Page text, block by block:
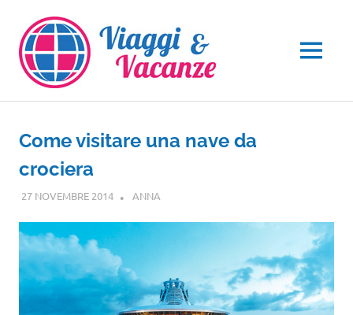
contenuto
MENU
Come visitare una nave da
crociera
27 NOVEMBRE 2014 ANNA